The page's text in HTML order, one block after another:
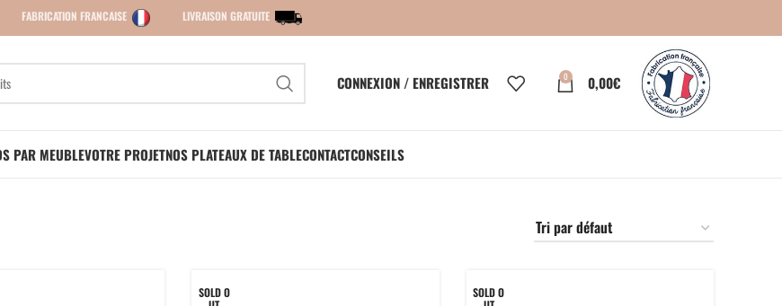
FABRICATION FRANCAISE LIVRAISON GRATUITE
CONNEXION / ENREGISTRER 0 0,00€
PAR MEUBLEVOTRE PROJETNOS PLATEAUX DE TABLECONTACTCONSEILS
SOLD O
SOLD O